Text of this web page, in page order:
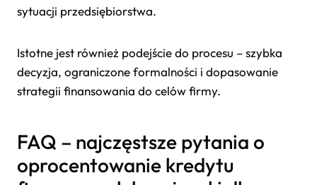
sytuacji przedsiębiorstwa.
Istotne jest również podejście do procesu – szybka
decyzja, ograniczone formalności i dopasowanie
strategii finansowania do celów firmy.
FAQ – najczęstsze pytania o
oprocentowanie kredytu